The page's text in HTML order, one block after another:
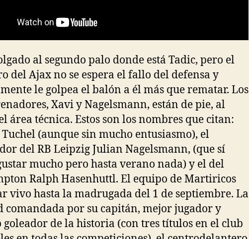
al segundo palo donde está Tadic, pero el
del Ajax no se espera el fallo del defensa y
le golpea el balón a él más que rematar. Los
Xavi y Nagelsmann, están de pie, al
área técnica. Estos son los nombres que citan:
(aunque sin mucho entusiasmo), el
del RB Leipzig Julian Nagelsmann, (que sí
mucho pero hasta verano nada) y el del
Ralph Hasenhuttl. El equipo de Martiricos
vivo hasta la madrugada del 1 de septiembre. La
comandada por su capitán, mejor jugador y
de la historia (con tres títulos en el club